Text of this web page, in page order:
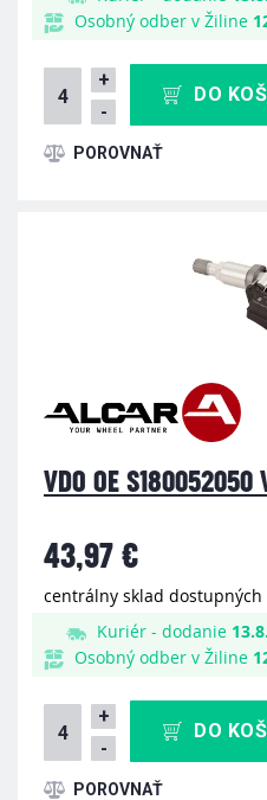
Osobný odber v Žiline
+
-
DO
VDO OE S180052050
43,97 €
centrálny sklad dostupných
Kuriér - dodanie 13.8.
Osobný odber v Žiline
+
-
DO